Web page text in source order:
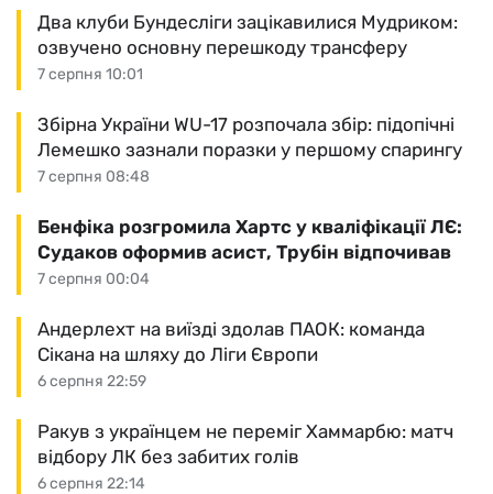
7 серпня 10:01
Два клуби Бундесліги зацікавилися Мудриком:
озвучено основну перешкоду трансферу
7 серпня 08:48
Збірна України WU-17 розпочала збір: підопічні
Лемешко зазнали поразки у першому спарингу
7 серпня 00:04
Бенфіка розгромила Хартс у кваліфікації ЛЄ:
Судаков оформив асист, Трубін відпочивав
6 серпня 22:59
Андерлехт на виїзді здолав ПАОК: команда
Сікана на шляху до Ліги Європи
6 серпня 22:14
Ракув з українцем не переміг Хаммарбю: матч
відбору ЛК без забитих голів